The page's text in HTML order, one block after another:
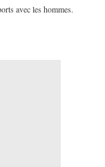
avec les hommes.